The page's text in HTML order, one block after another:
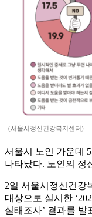
(서울시정신건강복지센터)
서울시 노인 가운데
나타났다. 노인의 정
2일 서울시정신건강
대상으로 실시한
실태조사’ 결과를